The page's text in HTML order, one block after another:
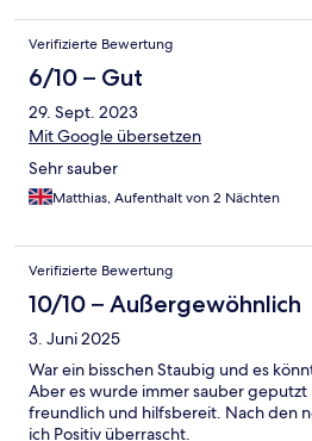
Verifizierte Bewertung
6/10 – Gut
29. Sept. 2023
Mit Google übersetzen
Sehr sauber
Matthias, Aufenthalt von 2 Nächten
Verifizierte Bewertung
10/10 – Außergewöhnlich
3. Juni 2025
War ein bisschen Staubig und es
Aber es wurde immer sauber geputzt
freundlich und hilfsbereit. Nach den
ich Positiv überrascht.